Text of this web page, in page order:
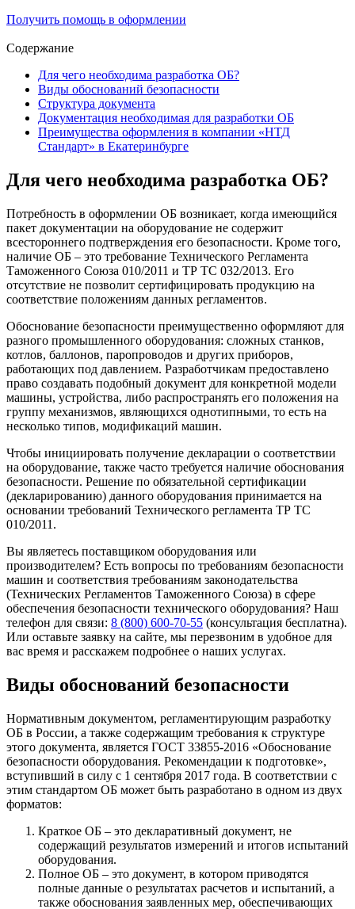
Получить помощь в оформлении
Содержание
Для чего необходима разработка ОБ?
Виды обоснований безопасности
Структура документа
Документация необходимая для разработки ОБ
Преимущества оформления в компании «НТД
Стандарт» в Екатеринбурге
Для чего необходима разработка ОБ?
Потребность в оформлении ОБ возникает, когда имеющийся
пакет документации на оборудование не содержит
всестороннего подтверждения его безопасности. Кроме того,
наличие ОБ – это требование Технического Регламента
Таможенного Союза 010/2011 и ТР ТС 032/2013. Его
отсутствие не позволит сертифицировать продукцию на
соответствие положениям данных регламентов.
Обоснование безопасности преимущественно оформляют для
разного промышленного оборудования: сложных станков,
котлов, баллонов, паропроводов и других приборов,
работающих под давлением. Разработчикам предоставлено
право создавать подобный документ для конкретной модели
машины, устройства, либо распространять его положения на
группу механизмов, являющихся однотипными, то есть на
несколько типов, модификаций машин.
Чтобы инициировать получение декларации о соответствии
на оборудование, также часто требуется наличие обоснования
безопасности. Решение по обязательной сертификации
(декларированию) данного оборудования принимается на
основании требований Технического регламента ТР ТС
010/2011.
Вы являетесь поставщиком оборудования или
производителем? Есть вопросы по требованиям безопасности
машин и соответствия требованиям законодательства
(Технических Регламентов Таможенного Союза) в сфере
обеспечения безопасности технического оборудования? Наш
телефон для связи: 8 (800) 600-70-55 (консультация бесплатна).
Или оставьте заявку на сайте, мы перезвоним в удобное для
вас время и расскажем подробнее о наших услугах.
Виды обоснований безопасности
Нормативным документом, регламентирующим разработку
ОБ в России, а также содержащим требования к структуре
этого документа, является ГОСТ 33855-2016 «Обоснование
безопасности оборудования. Рекомендации к подготовке»,
вступивший в силу с 1 сентября 2017 года. В соответствии с
этим стандартом ОБ может быть разработано в одном из двух
форматов:
Краткое ОБ – это декларативный документ, не
содержащий результатов измерений и итогов испытаний
оборудования.
Полное ОБ – это документ, в котором приводятся
полные данные о результатах расчетов и испытаний, а
также обоснования заявленных мер, обеспечивающих